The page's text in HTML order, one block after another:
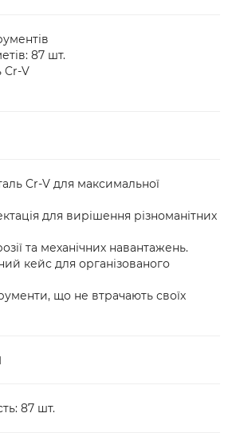
87 шт.
Cr-V
Cr-V для максимальної
для вирішення різноманітних
та механічних навантажень.
кейс для організованого
що не втрачають своїх
87 шт.